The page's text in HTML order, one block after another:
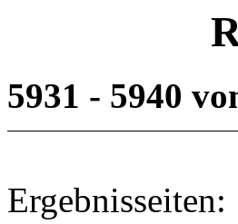
5931 - 5940
Ergebnisseiten: